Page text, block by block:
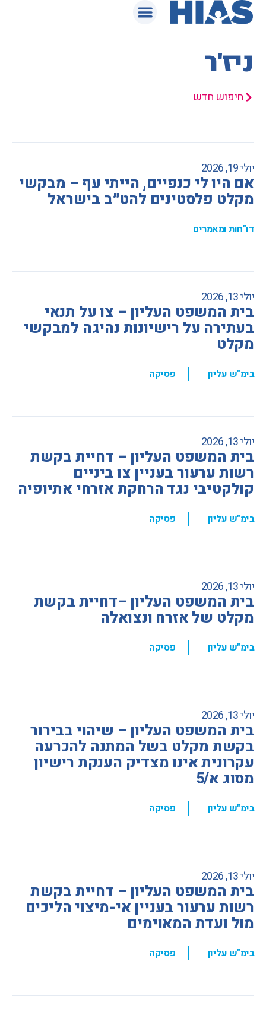
ניז'ר
חיפוש חדש
יולי 19, 2026
אם היו לי כנפיים, הייתי עף – מבקשי
מקלט פלסטינים להט״ב בישראל
דו"חות ומאמרים
יולי 13, 2026
בית המשפט העליון – צו על תנאי
בעתירה על רישיונות נהיגה למבקשי
מקלט
בימ"ש עליון , פסיקה
יולי 13, 2026
בית המשפט העליון – דחיית בקשת
רשות ערעור בעניין צו ביניים
קולקטיבי נגד הרחקת אזרחי אתיופיה
בימ"ש עליון , פסיקה
יולי 13, 2026
בית המשפט העליון –דחיית בקשת
מקלט של אזרח ונצואלה
בימ"ש עליון , פסיקה
יולי 13, 2026
בית המשפט העליון – שיהוי בבירור
בקשת מקלט בשל המתנה להכרעה
עקרונית אינו מצדיק הענקת רישיון
מסוג א/5
בימ"ש עליון , פסיקה
יולי 13, 2026
בית המשפט העליון – דחיית בקשת
רשות ערעור בעניין אי-מיצוי הליכים
מול ועדת המאוימים
בימ"ש עליון , פסיקה